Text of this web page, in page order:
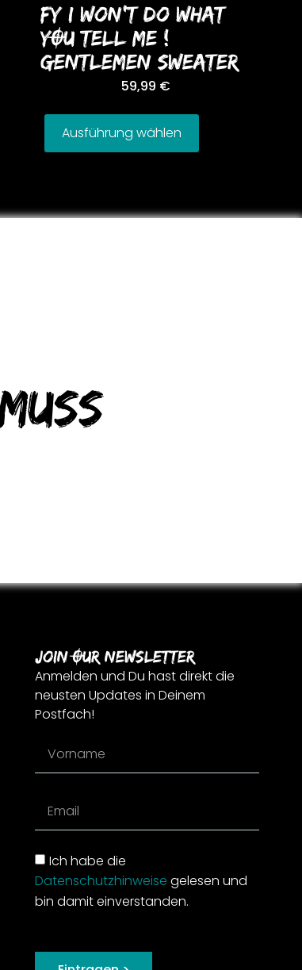
FY I WoN’T Do WHAT
YOU TELL ME !
GENTLEMEN SWEATER
59,99 €
Ausführung wählen
Join Our Newsletter
Anmelden und Du hast direkt die
neusten Updates in Deinem
Postfach!
Ich habe die
Datenschutzhinweise gelesen und
bin damit einverstanden.